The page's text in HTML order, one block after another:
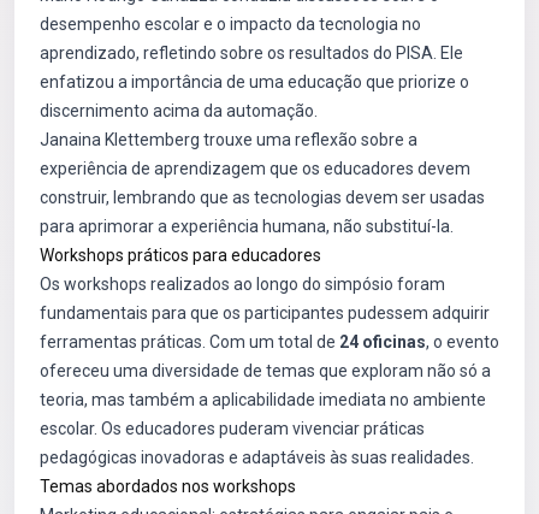
desempenho escolar e o impacto da tecnologia no
aprendizado, refletindo sobre os resultados do PISA. Ele
enfatizou a importância de uma educação que priorize o
discernimento acima da automação.
Janaina Klettemberg trouxe uma reflexão sobre a
experiência de aprendizagem que os educadores devem
construir, lembrando que as tecnologias devem ser usadas
para aprimorar a experiência humana, não substituí-la.
Workshops práticos para educadores
Os workshops realizados ao longo do simpósio foram
fundamentais para que os participantes pudessem adquirir
ferramentas práticas. Com um total de 24 oficinas, o evento
ofereceu uma diversidade de temas que exploram não só a
teoria, mas também a aplicabilidade imediata no ambiente
escolar. Os educadores puderam vivenciar práticas
pedagógicas inovadoras e adaptáveis às suas realidades.
Temas abordados nos workshops